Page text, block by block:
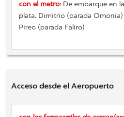
con el metro: De embarque en
plata. Dimitrio (parada Omonia)
Pireo (parada Faliro)
Acceso desde el Aeropuerto